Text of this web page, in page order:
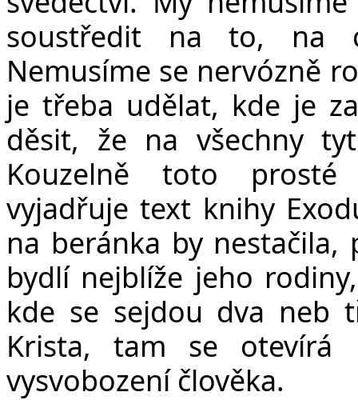
soustředit na to, na
Nemusíme se nervózně
je třeba udělat, kde je
děsit, že na všechny
Kouzelně toto
vyjadřuje text knihy
na beránka by
bydlí nejblíže jeho
kde se sejdou dva neb
Krista, tam se otevírá
vysvobození člověka.